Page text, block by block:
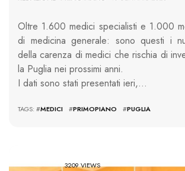
Oltre 1.600 medici specialisti e 1.000
di medicina generale: sono questi i
della carenza di medici che rischia di
la Puglia nei prossimi anni.
I dati sono stati presentati ieri,…
TAGS: #MEDICI #PRIMOPIANO #PUGLIA
3209 VIEWS